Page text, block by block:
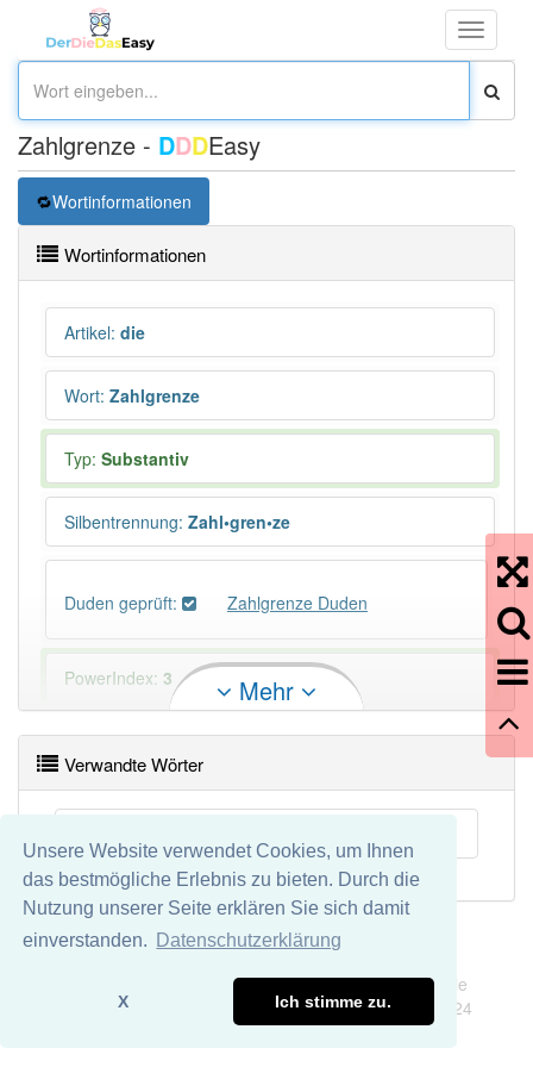
Unsere Website verwendet Cookies, um Ihnen
das bestmögliche Erlebnis zu bieten. Durch die
Nutzung unserer Seite erklären Sie sich damit
einverstanden.
Datenschutzerklärung
X Ich stimme zu.
Toggle
Zahlgrenze - DDDEasy
Wortinformationen
Wortinformationen
Artikel: die
Wort: Zahlgrenze
Typ: Substantiv
Silbentrennung: Zahl•gren•ze
Duden geprüft: Zahlgrenze Duden
PowerIndex: 3
Häufigkeit: 2 von 10
Wörter mit Endung-zahlgrenze: 1
Wörter mit Endung -zahlgrenzeaber mit einem
anderen Artikeldie: 0
Das Wort wird häufig verwendet im Bereich
Mehr
Verwandte Wörter
Wir übernehmen keine Garantie und keine Haftung für die
Richtigkeit und Vollständigkeit dieser Seite. DDDEasy 2024